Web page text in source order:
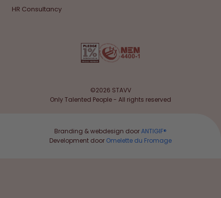
HR Consultancy
©2026 STAVV
Only Talented People - All rights reserved
Branding & webdesign doorANTIGIF®
Development door Omelette du Fromage